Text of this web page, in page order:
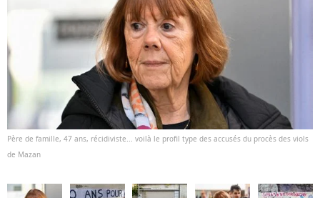
Père de famille, 47 ans, récidiviste... voilà le profil type des accusés du procès des viols
de Mazan